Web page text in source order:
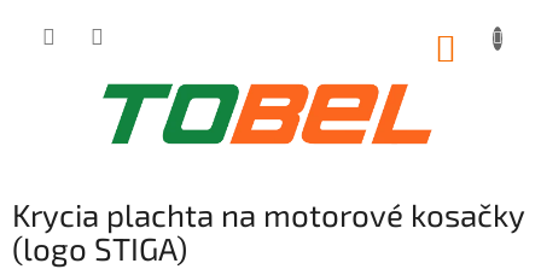
Krycia plachta na motorové kosačky
(logo STIGA)